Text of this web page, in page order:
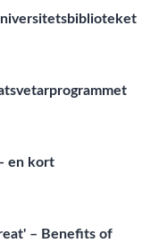
en kort
– Benefits of